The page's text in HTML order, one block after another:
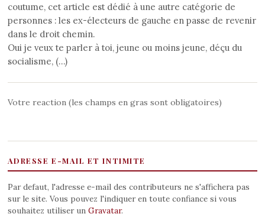
coutume, cet article est dédié à une autre catégorie de
personnes : les ex-électeurs de gauche en passe de revenir
dans le droit chemin.
Oui je veux te parler à toi, jeune ou moins jeune, déçu du
socialisme, (…)
Votre reaction (les champs en gras sont obligatoires)
ADRESSE E-MAIL ET INTIMITE
Par defaut, l'adresse e-mail des contributeurs ne s'affichera pas
sur le site. Vous pouvez l'indiquer en toute confiance si vous
souhaitez utiliser un Gravatar.